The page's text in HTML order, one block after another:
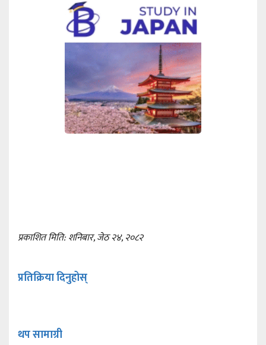
प्रकाशित मिति: शनिबार, जेठ २४, २०८२
प्रतिक्रिया दिनुहोस्
थप सामाग्री